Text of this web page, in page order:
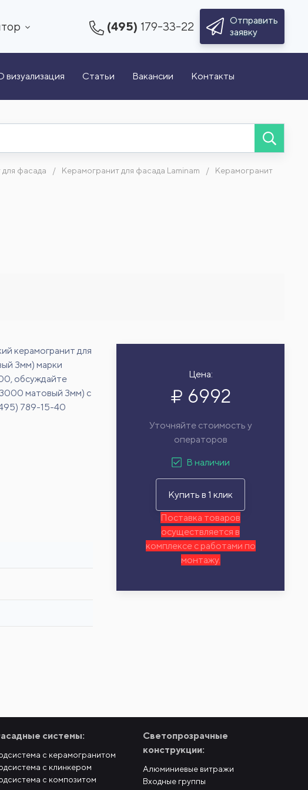
(495) 179-33-22
Отправить
заявку
визуализация Статьи Вакансии Контакты
фасада Керамогранит для фасада Laminam
Керамогранит
керамогранит для
3мм) марки
обсуждайте
матовый 3мм) с
789-15-40
Цена:
6992
Уточняйте стоимость у
операторов
В наличии
Купить в 1 клик
Поставка товаров
осуществляется в
комплексе с работами по
монтажу.
системы:
с керамогранитом
с клинкером
с композитом
Светопрозрачные
конструкции:
Алюминиевые витражи
Входные группы